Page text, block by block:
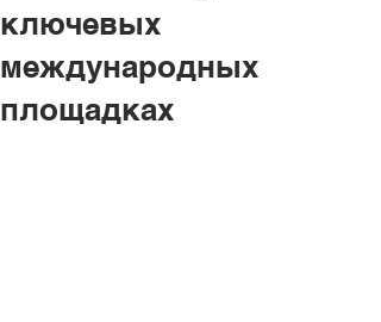
ключевых
международных
площадках